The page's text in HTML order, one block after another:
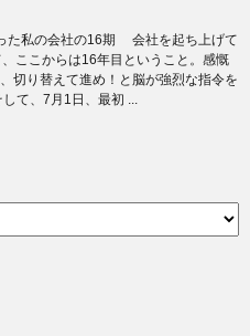
た私の会社の16期 会社を起ち上げて
ここからは16年目ということ。感慨
切り替えて進め！と脳が強烈な指令を
て、7月1日、最初 ...